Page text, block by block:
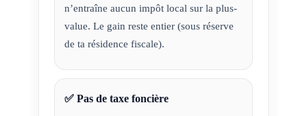
n’entraîne aucun impôt local sur la plus-
value. Le gain reste entier (sous réserve
de ta résidence fiscale).
✅ Pas de taxe foncière